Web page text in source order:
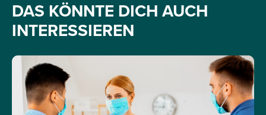
DAS KÖNNTE DICH AUCH
INTERESSIEREN